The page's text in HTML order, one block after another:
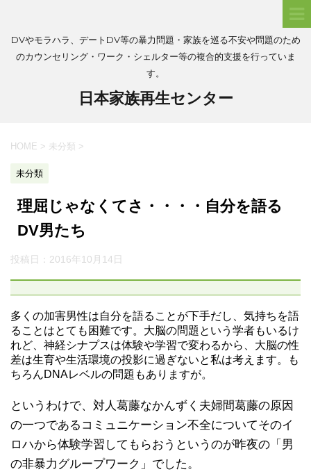
DVやモラハラ、デートDV等の暴力問題・家族を巡る不安や問題のため
のカウンセリング・ワーク・シェルター等の複合的支援を行っていま
す。
日本家族再生センター
HOME > 未分類 >
未分類
理屈じゃなくてさ・・・・自分を語る
DV男たち
投稿日： 2016年10月14日
多くの加害男性は自分を語ることが下手だし、気持ちを語
ることはとても困難です。大脳の問題という学者もいるけ
れど、神経シナプスは体験や学習で変わるから、大脳の性
差は生育や生活環境の投影に過ぎないと私は考えます。も
ちろんDNAレベルの問題もありますが。
というわけで、対人葛藤なかんずく夫婦間葛藤の原因
の一つであるコミュニケーション不全についてそのイ
ロハから体験学習してもらおうというのが昨夜の「男
の非暴力グループワーク」でした。